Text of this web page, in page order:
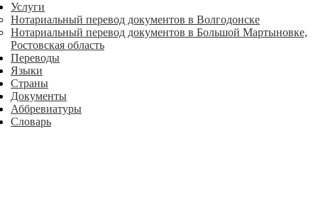
Услуги
Нотариальный перевод документов в Волгодонске
Нотариальный перевод документов в Большой Мартыновке,
Ростовская область
Переводы
Языки
Страны
Документы
Аббревиатуры
Словарь